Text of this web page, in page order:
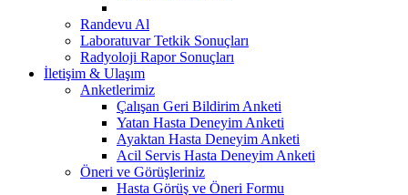
Randevu Al
Laboratuvar Tetkik Sonuçları
Radyoloji Rapor Sonuçları
İletişim & Ulaşım
Anketlerimiz
Çalışan Geri Bildirim Anketi
Yatan Hasta Deneyim Anketi
Ayaktan Hasta Deneyim Anketi
Acil Servis Hasta Deneyim Anketi
Öneri ve Görüşleriniz
Hasta Görüş ve Öneri Formu